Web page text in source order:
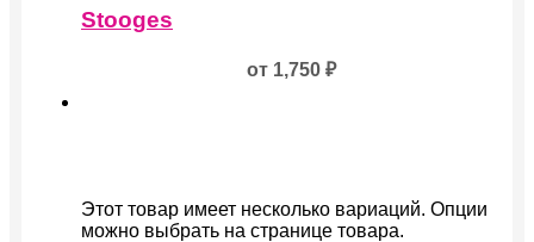
Stooges
от 1,750 ₽
Этот товар имеет несколько вариаций. Опции
можно выбрать на странице товара.